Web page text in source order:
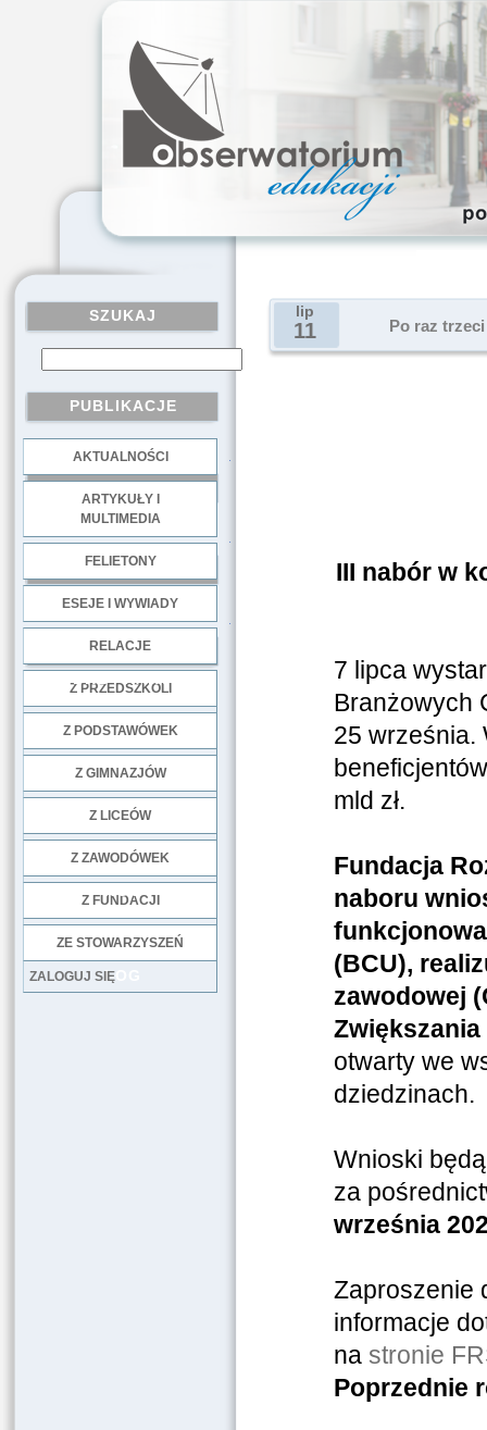
SZUKAJ
PUBLIKACJE
AKTUALNOŚCI
ARTYKUŁY I
MULTIMEDIA
FELIETONY
ESEJE I WYWIADY
RELACJE
Z PRZEDSZKOLI
Z PODSTAWÓWEK
Z GIMNAZJÓW
Z LICEÓW
Z ZAWODÓWEK
Z FUNDACJI
ZE STOWARZYSZEŃ
LOG
ZALOGUJ SIĘ
lip
11 Po raz
III nabór w
7 lipca
Branżowych
25 września.
mld zł.
Fundacja
naboru
(BCU),
zawodowej
otwarty we
dziedzinach.
Wnioski
za
września
Zaproszenie
informacje
na stronie
Poprzednie